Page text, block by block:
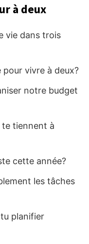
à deux
vie dans trois
pour vivre à deux?
notre budget
te tiennent à
cette année?
les tâches
planifier